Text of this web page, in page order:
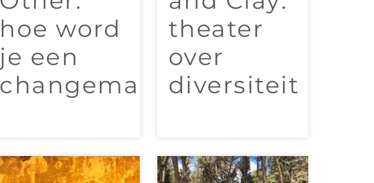
hoe word
je een
changemaker?
theater
over
diversiteit